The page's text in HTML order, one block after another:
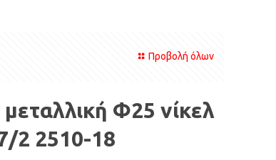
Προβολή όλων
Φ25 νίκελ
2 2510-18